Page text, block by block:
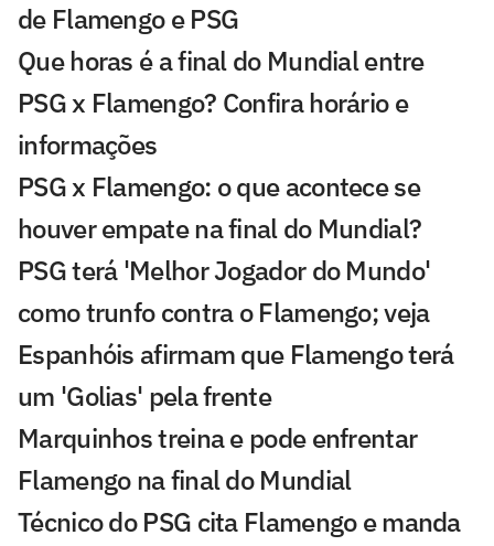
de Flamengo e PSG
Que horas é a final do Mundial entre
PSG x Flamengo? Confira horário e
informações
PSG x Flamengo: o que acontece se
houver empate na final do Mundial?
PSG terá 'Melhor Jogador do Mundo'
como trunfo contra o Flamengo; veja
Espanhóis afirmam que Flamengo terá
um 'Golias' pela frente
Marquinhos treina e pode enfrentar
Flamengo na final do Mundial
Técnico do PSG cita Flamengo e manda